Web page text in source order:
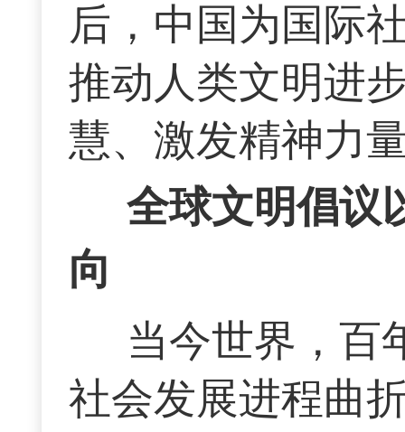
后，中国为国际
推动人类文明进
慧、激发精神力
全球文明倡议
向
当今世界，百
社会发展进程曲